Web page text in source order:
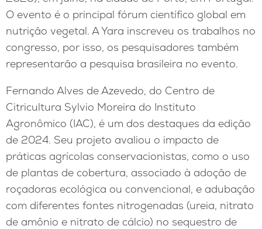
O evento é o principal fórum científico global em
nutrição vegetal. A Yara inscreveu os trabalhos no
congresso, por isso, os pesquisadores também
representarão a pesquisa brasileira no evento.
Fernando Alves de Azevedo, do Centro de
Citricultura Sylvio Moreira do Instituto
Agronômico (IAC), é um dos destaques da edição
de 2024. Seu projeto avaliou o impacto de
práticas agrícolas conservacionistas, como o uso
de plantas de cobertura, associado à adoção de
roçadoras ecológica ou convencional, e adubação
com diferentes fontes nitrogenadas (ureia, nitrato
de amônio e nitrato de cálcio) no sequestro de